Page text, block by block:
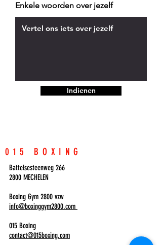
Enkele woorden over jezelf
Indienen
015 BOXING
Battelsesteenweg 266
2800 MECHELEN
Boxing Gym 2800 vzw
info@boxinggym2800.com
015 Boxing
contact@015boxing.com